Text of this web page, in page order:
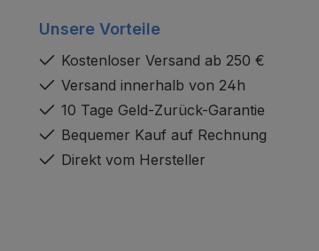
Unsere Vorteile
Kostenloser Versand ab 250 €
Versand innerhalb von 24h
10 Tage Geld-Zurück-Garantie
Bequemer Kauf auf Rechnung
Direkt vom Hersteller